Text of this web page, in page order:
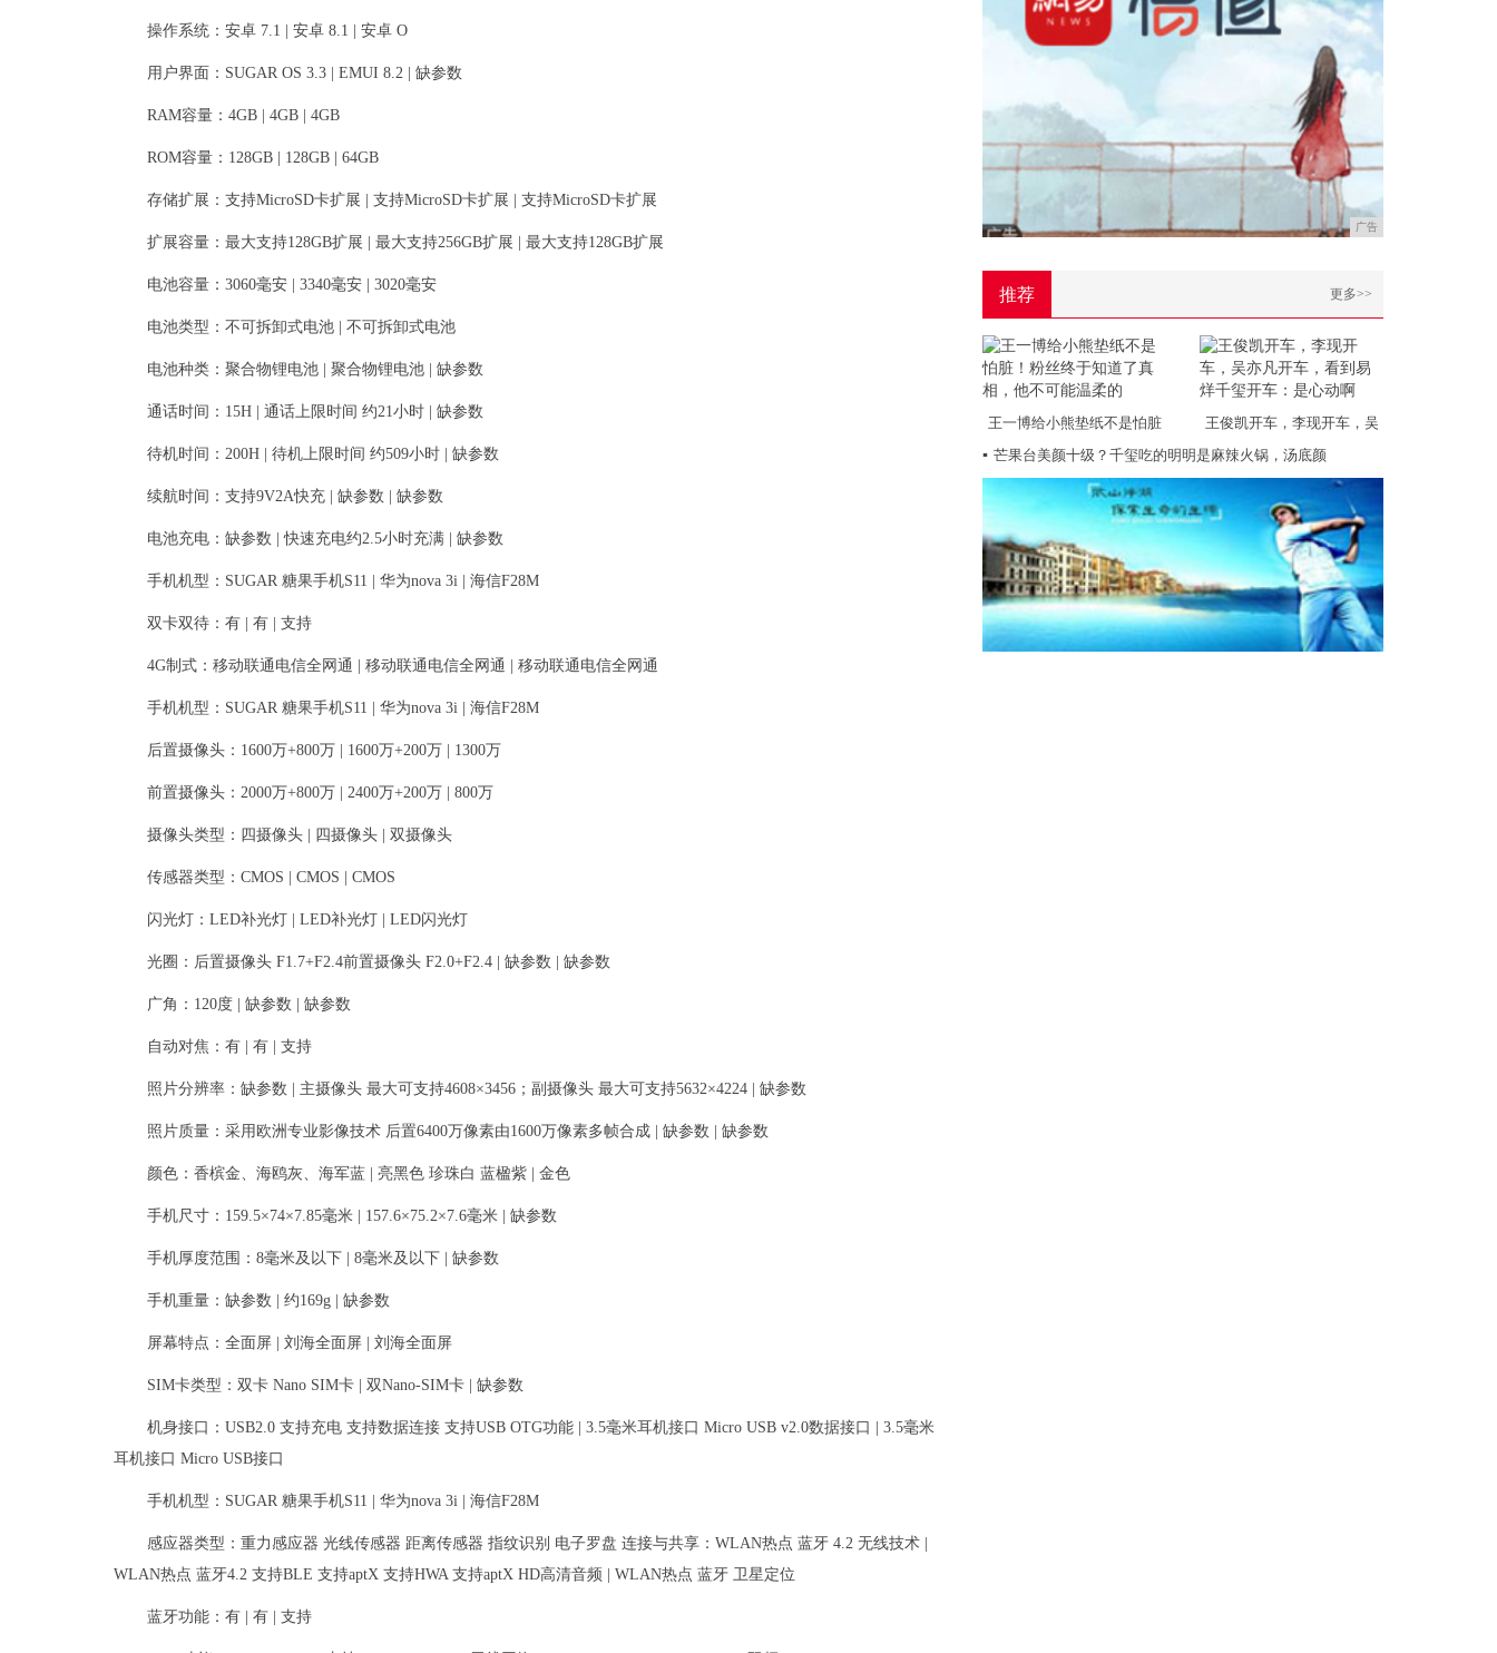
操作系统：安卓 7.1 | 安卓 8.1 | 安卓 O
用户界面：SUGAR OS 3.3 | EMUI 8.2 | 缺参数
RAM容量：4GB | 4GB | 4GB
ROM容量：128GB | 128GB | 64GB
存储扩展：支持MicroSD卡扩展 | 支持MicroSD卡扩展 | 支持MicroSD卡扩展
扩展容量：最大支持128GB扩展 | 最大支持256GB扩展 | 最大支持128GB扩展
电池容量：3060毫安 | 3340毫安 | 3020毫安
电池类型：不可拆卸式电池 | 不可拆卸式电池
电池种类：聚合物锂电池 | 聚合物锂电池 | 缺参数
通话时间：15H | 通话上限时间 约21小时 | 缺参数
待机时间：200H | 待机上限时间 约509小时 | 缺参数
续航时间：支持9V2A快充 | 缺参数 | 缺参数
电池充电：缺参数 | 快速充电约2.5小时充满 | 缺参数
手机机型：SUGAR 糖果手机S11 | 华为nova 3i | 海信F28M
双卡双待：有 | 有 | 支持
4G制式：移动联通电信全网通 | 移动联通电信全网通 | 移动联通电信全网通
手机机型：SUGAR 糖果手机S11 | 华为nova 3i | 海信F28M
后置摄像头：1600万+800万 | 1600万+200万 | 1300万
前置摄像头：2000万+800万 | 2400万+200万 | 800万
摄像头类型：四摄像头 | 四摄像头 | 双摄像头
传感器类型：CMOS | CMOS | CMOS
闪光灯：LED补光灯 | LED补光灯 | LED闪光灯
光圈：后置摄像头 F1.7+F2.4前置摄像头 F2.0+F2.4 | 缺参数 | 缺参数
广角：120度 | 缺参数 | 缺参数
自动对焦：有 | 有 | 支持
照片分辨率：缺参数 | 主摄像头 最大可支持4608×3456；副摄像头 最大可支持5632×4224 | 缺参数
照片质量：采用欧洲专业影像技术 后置6400万像素由1600万像素多帧合成 | 缺参数 | 缺参数
颜色：香槟金、海鸥灰、海军蓝 | 亮黑色 珍珠白 蓝楹紫 | 金色
手机尺寸：159.5×74×7.85毫米 | 157.6×75.2×7.6毫米 | 缺参数
手机厚度范围：8毫米及以下 | 8毫米及以下 | 缺参数
手机重量：缺参数 | 约169g | 缺参数
屏幕特点：全面屏 | 刘海全面屏 | 刘海全面屏
SIM卡类型：双卡 Nano SIM卡 | 双Nano-SIM卡 | 缺参数
机身接口：USB2.0 支持充电 支持数据连接 支持USB OTG功能 | 3.5毫米耳机接口 Micro USB v2.0数据接口 | 3.5毫米
耳机接口 Micro USB接口
手机机型：SUGAR 糖果手机S11 | 华为nova 3i | 海信F28M
感应器类型：重力感应器 光线传感器 距离传感器 指纹识别 电子罗盘 连接与共享：WLAN热点 蓝牙 4.2 无线技术 |
WLAN热点 蓝牙4.2 支持BLE 支持aptX 支持HWA 支持aptX HD高清音频 | WLAN热点 蓝牙 卫星定位
蓝牙功能：有 | 有 | 支持
广告
推荐 更多>>
王一博给小熊垫纸不是怕脏
王俊凯开车，李现开车，吴
▪ 芒果台美颜十级？千玺吃的明明是麻辣火锅，汤底颜